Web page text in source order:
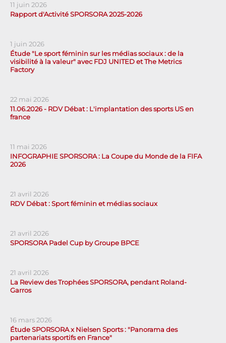
11 juin 2026
Rapport d'Activité SPORSORA 2025-2026
1 juin 2026
Étude "Le sport féminin sur les médias sociaux : de la
visibilité à la valeur" avec FDJ UNITED et The Metrics
Factory
22 mai 2026
11.06.2026 - RDV Débat : L'implantation des sports US en
france
11 mai 2026
INFOGRAPHIE SPORSORA : La Coupe du Monde de la FIFA
2026
21 avril 2026
RDV Débat : Sport féminin et médias sociaux
21 avril 2026
SPORSORA Padel Cup by Groupe BPCE
21 avril 2026
La Review des Trophées SPORSORA, pendant Roland-
Garros
16 mars 2026
Étude SPORSORA x Nielsen Sports : "Panorama des
partenariats sportifs en France"